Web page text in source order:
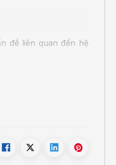
đề liên quan đến hệ
hầu hết ở mọi lứa tuổi
khỏe thể chất lẫn tinh